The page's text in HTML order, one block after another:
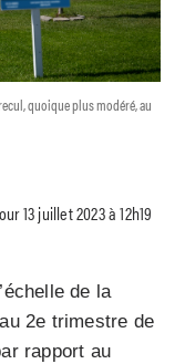
quoique plus modéré, au
13 juillet 2023 à 12h19
de la
2e trimestre de
rapport au